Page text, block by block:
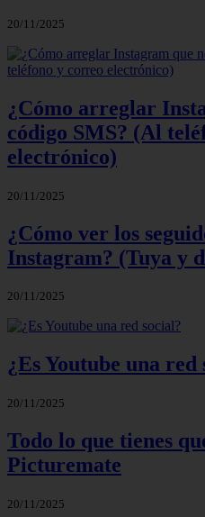
20/11/2025
¿Cómo arreglar
código SMS? (Al
electrónico)
20/11/2025
¿Cómo ver los
Instagram? (Tuya y
20/11/2025
¿Es Youtube una red
20/11/2025
Todo lo que tienes
Picturemate
20/11/2025